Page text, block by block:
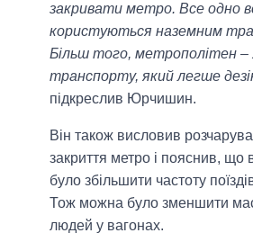
закривати метро. Все одно
користуються наземним
Більш того, метрополітен –
транспорту, який легше
підкреслив Юрчишин.
Він також висловив
закриття метро і пояснив, що
було збільшити частоту
Тож можна було зменшити
людей у вагонах.